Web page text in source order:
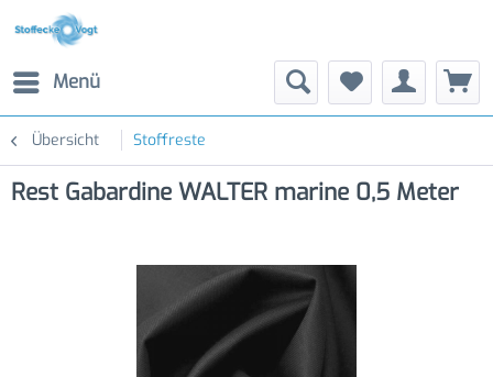
Menü
Übersicht Stoffreste
Rest Gabardine WALTER marine 0,5 Meter